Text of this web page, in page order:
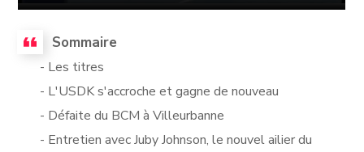
Sommaire
- Les titres
- L'USDK s'accroche et gagne de nouveau
- Défaite du BCM à Villeurbanne
- Entretien avec Juby Johnson, le nouvel ailier du